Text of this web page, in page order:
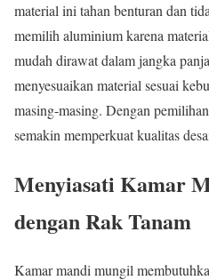
material ini tahan benturan dan
memilih aluminium karena
mudah dirawat dalam jangka
menyesuaikan material sesuai
masing-masing. Dengan
semakin memperkuat kualitas
Menyiasati Kamar
dengan Rak Tanam
Kamar mandi mungil